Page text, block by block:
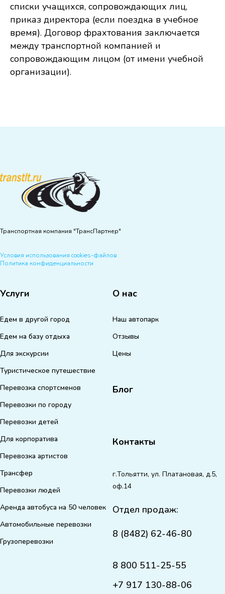
списки учащихся, сопровождающих лиц,
приказ директора (если поездка в учебное
время). Договор фрахтования заключается
между транспортной компанией и
сопровождающим лицом (от имени учебной
организации).
Транспортная компания "ТрансПартнер"
Условия использования cookies-файлов
Политика конфиденциальности
Услуги
Едем в другой город
Едем на базу отдыха
Для экскурсии
Туристическое путешествие
Перевозка спортсменов
Перевозки по городу
Перевозки детей
Для корпоратива
Перевозка артистов
Трансфер
Перевозки людей
Аренда автобуса на 50 человек
Автомобильные перевозки
Грузоперевозки
О нас
Наш автопарк
Отзывы
Цены
Блог
Контакты
г.Тольятти, ул. Платановая, д.5,
оф.14
Отдел продаж:
8 (8482) 62-46-80
8 800 511-25-55
+7 917 130-88-06